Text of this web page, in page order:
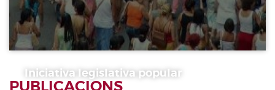
Iniciativa legislativa popular
PUBLICACIONS